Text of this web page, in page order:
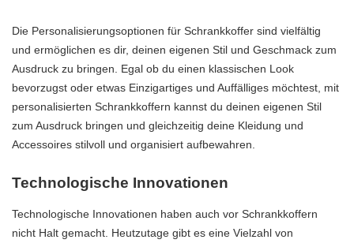
Die Personalisierungsoptionen für Schrankkoffer sind vielfältig
und ermöglichen es dir, deinen eigenen Stil und Geschmack zum
Ausdruck zu bringen. Egal ob du einen klassischen Look
bevorzugst oder etwas Einzigartiges und Auffälliges möchtest, mit
personalisierten Schrankkoffern kannst du deinen eigenen Stil
zum Ausdruck bringen und gleichzeitig deine Kleidung und
Accessoires stilvoll und organisiert aufbewahren.
Technologische Innovationen
Technologische Innovationen haben auch vor Schrankkoffern
nicht Halt gemacht. Heutzutage gibt es eine Vielzahl von